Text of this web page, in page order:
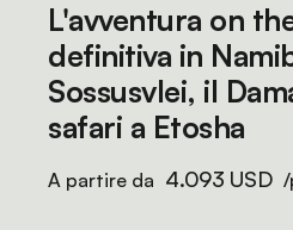
L'avventura on
definitiva in
Sossusvlei, il
safari a Etosha
A partire da 4.093 USD /